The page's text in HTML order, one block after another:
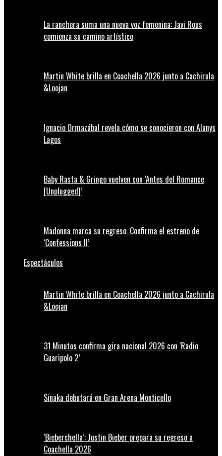
La ranchera suma una nueva voz femenina: Javi Rous
comienza su camino artístico
Martin White brilla en Coachella 2026 junto a Cachirula
&Loojan
Ignacio Ormazábal revela cómo se conocieron con Alanys
Lagos
Baby Rasta & Gringo vuelven con ‘Antes del Romance
[Unplugged]’
Madonna marca su regreso: Confirma el estreno de
‘Confessions II’
Espectáculos
Martin White brilla en Coachella 2026 junto a Cachirula
&Loojan
31 Minutos confirma gira nacional 2026 con ‘Radio
Guaripolo 2’
Sinaka debutará en Gran Arena Monticello
‘Bieberchella’: Justin Bieber prepara su regreso a
Coachella 2026